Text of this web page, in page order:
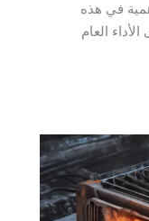
في هذه
العام